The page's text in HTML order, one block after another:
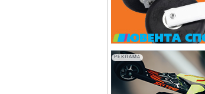
РЕКЛАМА